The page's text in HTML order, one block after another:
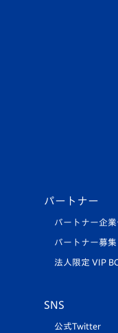
パートナー
パートナー企業
パートナー募集
法人限定 VIP
SNS
公式Twitter